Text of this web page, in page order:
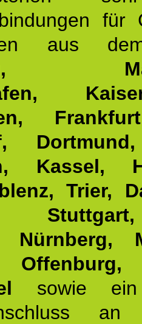
für
aus
Kassel,
Trier,
Nürnberg,
Offenburg,
sowie ein